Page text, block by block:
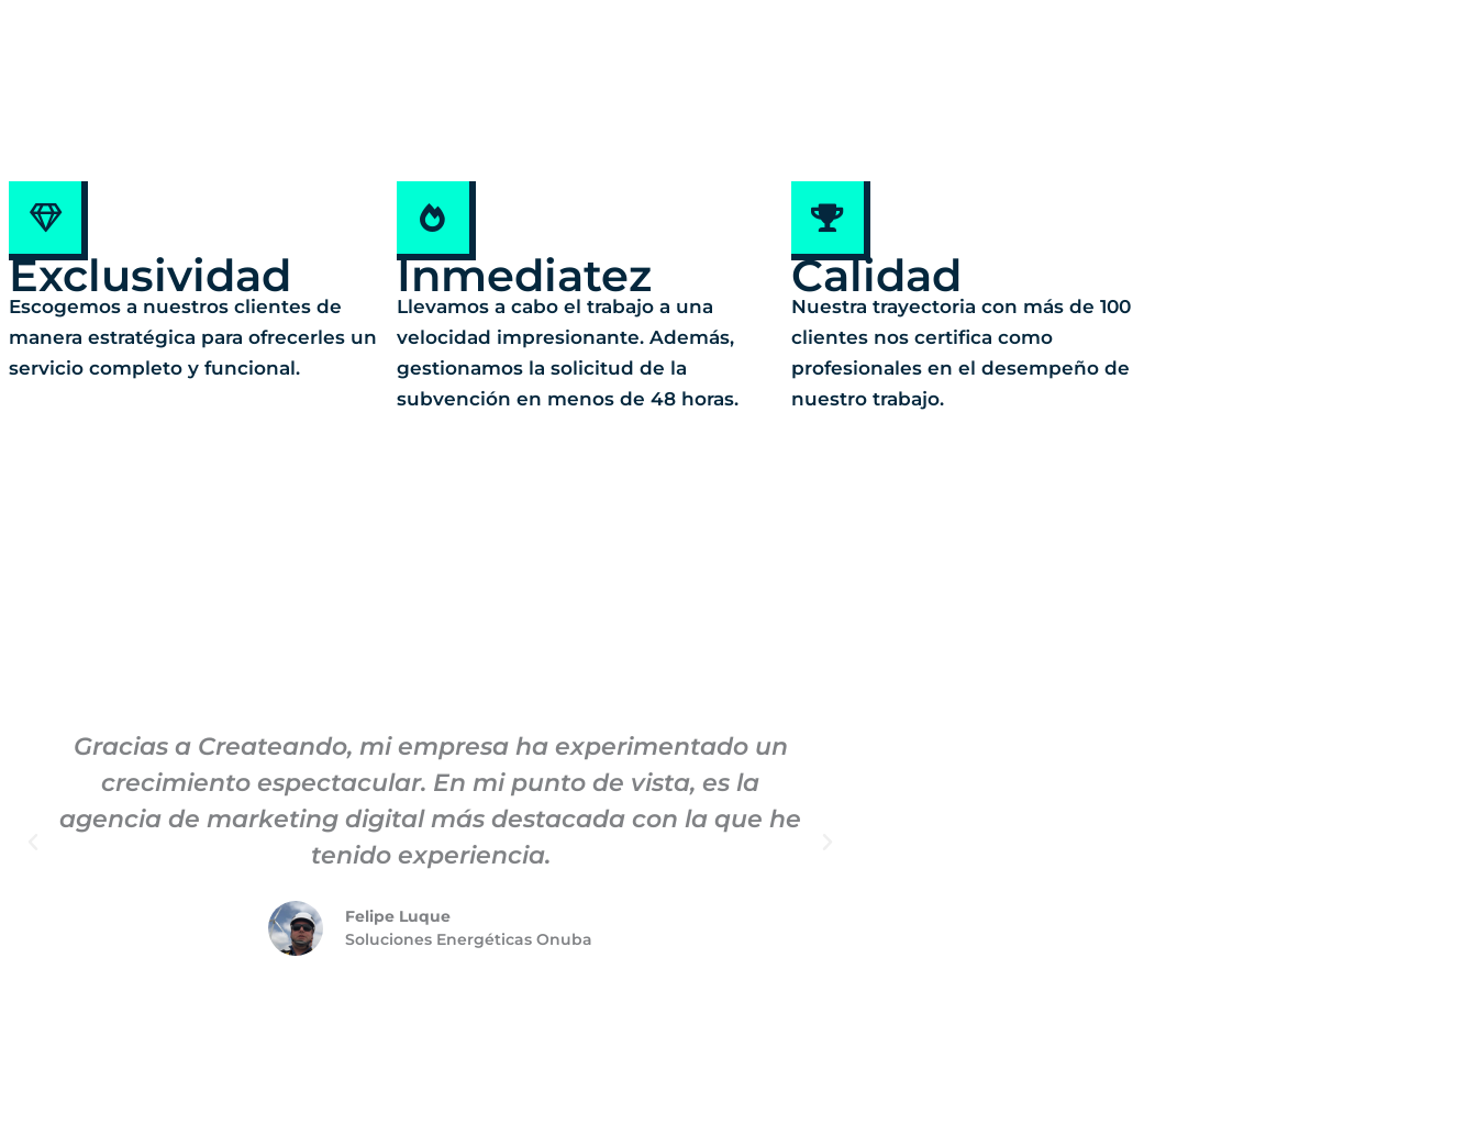
Exclusividad
Escogemos a nuestros clientes de
manera estratégica para ofrecerles un
servicio completo y funcional.
Inmediatez
Llevamos a cabo el trabajo a una
velocidad impresionante. Además,
gestionamos la solicitud de la
subvención en menos de 48 horas.
Calidad
Nuestra trayectoria con más de 100
clientes nos certifica como
profesionales en el desempeño de
nuestro trabajo.
Gracias a Createando, mi empresa ha experimentado un
crecimiento espectacular. En mi punto de vista, es la
agencia de marketing digital más destacada con la que he
tenido experiencia.
Felipe Luque
Soluciones Energéticas Onuba